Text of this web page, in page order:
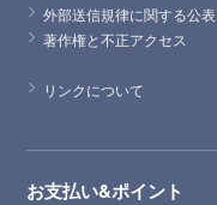
外部送信規律に関する公表
著作権と不正アクセス
リンクについて
お支払い&ポイント